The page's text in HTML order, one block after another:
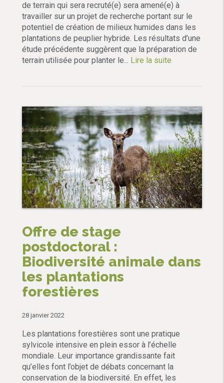
de terrain qui sera recruté(e) sera amené(e) à
travailler sur un projet de recherche portant sur le
potentiel de création de milieux humides dans les
plantations de peuplier hybride. Les résultats d’une
étude précédente suggèrent que la préparation de
terrain utilisée pour planter le... Lire la suite
Offre de stage
postdoctoral :
Biodiversité animale dans
les plantations
forestières
28 janvier 2022
Les plantations forestières sont une pratique
sylvicole intensive en plein essor à l’échelle
mondiale. Leur importance grandissante fait
qu’elles font l’objet de débats concernant la
conservation de la biodiversité. En effet, les